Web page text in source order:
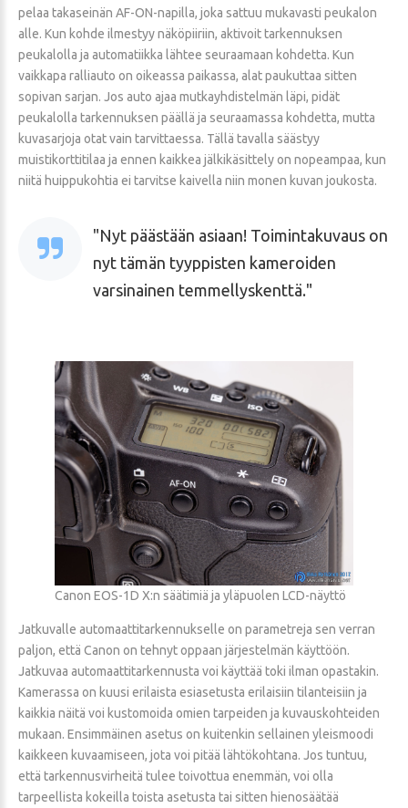
pelaa takaseinän AF-ON-napilla, joka sattuu mukavasti peukalon
alle. Kun kohde ilmestyy näköpiiriin, aktivoit tarkennuksen
peukalolla ja automatiikka lähtee seuraamaan kohdetta. Kun
vaikkapa ralliauto on oikeassa paikassa, alat paukuttaa sitten
sopivan sarjan. Jos auto ajaa mutkayhdistelmän läpi, pidät
peukalolla tarkennuksen päällä ja seuraamassa kohdetta, mutta
kuvasarjoja otat vain tarvittaessa. Tällä tavalla säästyy
muistikorttitilaa ja ennen kaikkea jälkikäsittely on nopeampaa, kun
niitä huippukohtia ei tarvitse kaivella niin monen kuvan joukosta.
Nyt päästään asiaan! Toimintakuvaus on
nyt tämän tyyppisten kameroiden
varsinainen temmellyskenttä.
Canon EOS-1D X:n säätimiä ja yläpuolen LCD-näyttö
Jatkuvalle automaattitarkennukselle on parametreja sen verran
paljon, että Canon on tehnyt oppaan järjestelmän käyttöön.
Jatkuvaa automaattitarkennusta voi käyttää toki ilman opastakin.
Kamerassa on kuusi erilaista esiasetusta erilaisiin tilanteisiin ja
kaikkia näitä voi kustomoida omien tarpeiden ja kuvauskohteiden
mukaan. Ensimmäinen asetus on kuitenkin sellainen yleismoodi
kaikkeen kuvaamiseen, jota voi pitää lähtökohtana. Jos tuntuu,
että tarkennusvirheitä tulee toivottua enemmän, voi olla
tarpeellista kokeilla toista asetusta tai sitten hienosäätää